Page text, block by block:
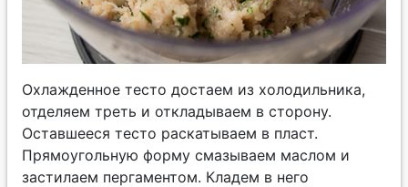
Охлажденное тесто достаем из холодильника,
отделяем треть и откладываем в сторону.
Оставшееся тесто раскатываем в пласт.
Прямоугольную форму смазываем маслом и
застилаем пергаментом. Кладем в него